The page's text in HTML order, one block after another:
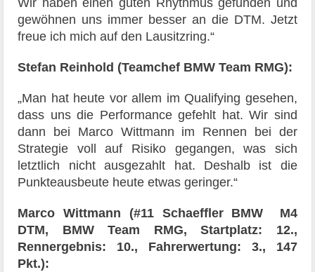
Wir haben einen guten Rhythmus gefunden und
gewöhnen uns immer besser an die DTM. Jetzt
freue ich mich auf den Lausitzring.“
Stefan Reinhold (Teamchef BMW Team RMG):
„Man hat heute vor allem im Qualifying gesehen,
dass uns die Performance gefehlt hat. Wir sind
dann bei Marco Wittmann im Rennen bei der
Strategie voll auf Risiko gegangen, was sich
letztlich nicht ausgezahlt hat. Deshalb ist die
Punkteausbeute heute etwas geringer.“
Marco Wittmann (#11 Schaeffler BMW M4
DTM, BMW Team RMG, Startplatz: 12.,
Rennergebnis: 10., Fahrerwertung: 3., 147
Pkt.):